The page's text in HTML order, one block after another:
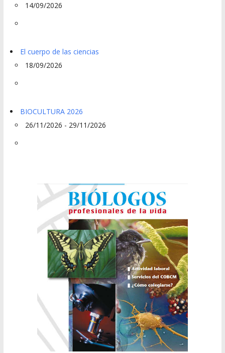
14/09/2026
El cuerpo de las ciencias
18/09/2026
BIOCULTURA 2026
26/11/2026 - 29/11/2026